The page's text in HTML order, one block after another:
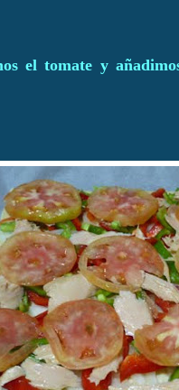
el tomate y